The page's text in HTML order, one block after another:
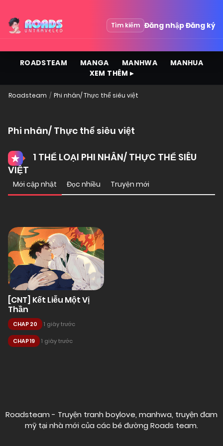
Tìm kiếm Đăng nhậpĐăng ký
ROADSTEAM MANGA MANHWA
MANHUA
XEM THÊM ▸
Roadsteam Phi nhân/ Thực thể siêu việt
Phi nhân/ Thực thể siêu việt
1 THỂ LOẠI PHI NHÂN/ THỰC THỂ SIÊU
VIỆT
Mới cập nhật Đọc nhiều Truyện mới
[CNT] Kết Liễu Một Vị
Thần
CHAP 20 1 giây trước
CHAP 19 1 giây trước
Roadsteam - Truyện tranh boylove, manhwa, truyện đam
mỹ tại nhà mới của các bé đường Roads team.